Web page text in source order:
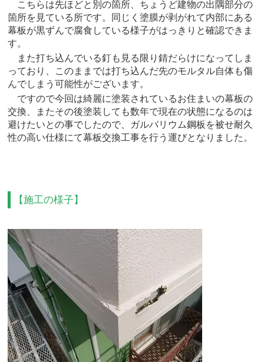
こちらは先ほどと別の箇所、ちょうど建物の出隅部分の
箇所を見ている所です。同じく塗膜が剥がれて内部にある
幕板が黒ずんで腐食している様子がはっきりと確認できま
す。
また打ち込んでいる釘も見る限り錆だらけになってしま
っており、このままでは打ち込んだ先のモルタル自体も傷
んでしまう可能性がございます。
ですので今回は綺麗に塗装されているお住まいの幕板の
交換、またその後塗装しても数年で現在の状態になるのは
避けたいとの事でしたので、ガルバリウム鋼板を被せ耐久
性の高い仕様にて幕板交換工事を行う運びとなりました。
【施工の様子】